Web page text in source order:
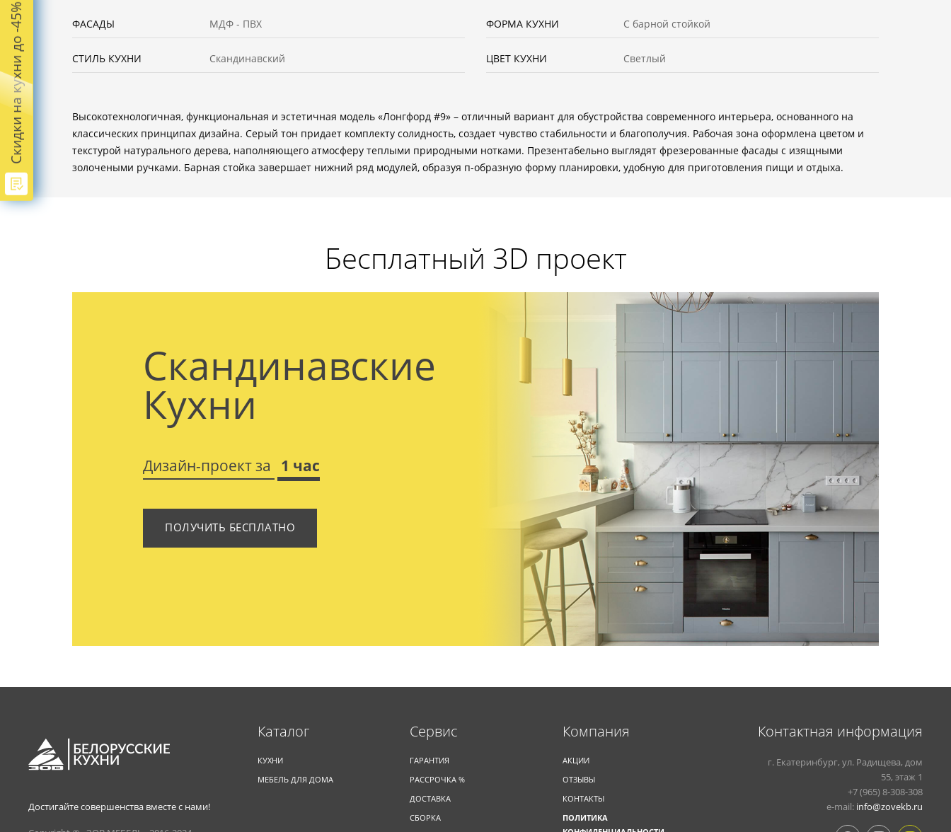
Скидки на кухни до -45% ФАСАДЫ МДФ - ПВХ ФОРМА КУХНИ С барной стойкой
СТИЛЬ КУХНИ Скандинавский ЦВЕТ КУХНИ Светлый
Высокотехнологичная, функциональная и эстетичная модель «Лонгфорд #9» – отличный вариант для обустройства современного интерьера, основанного на
классических принципах дизайна. Серый тон придает комплекту солидность, создает чувство стабильности и благополучия. Рабочая зона оформлена цветом и
текстурой натурального дерева, наполняющего атмосферу теплыми природными нотками. Презентабельно выглядят фрезерованные фасады с изящными
золочеными ручками. Барная стойка завершает нижний ряд модулей, образуя п-образную форму планировки, удобную для приготовления пищи и отдыха.
Бесплатный 3D проект
Скандинавские
Кухни
Дизайн-проект за 1 час
ПОЛУЧИТЬ БЕСПЛАТНО
Достигайте совершенства вместе с нами!
Каталог
КУХНИ
МЕБЕЛЬ ДЛЯ ДОМА
Cервис
ГАРАНТИЯ
РАССРОЧКА %
ДОСТАВКА
СБОРКА
Компания
АКЦИИ
ОТЗЫВЫ
КОНТАКТЫ
ПОЛИТИКА
Контактная информация
г. Екатеринбург, ул. Радищева, дом
55, этаж 1
+7 (965) 8-308-308
e-mail: info@zovekb.ru